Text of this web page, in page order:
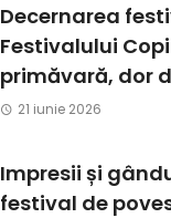
Decernarea
Festivalului
primăvară, dor
21 iunie 2026
Impresii și
festival de